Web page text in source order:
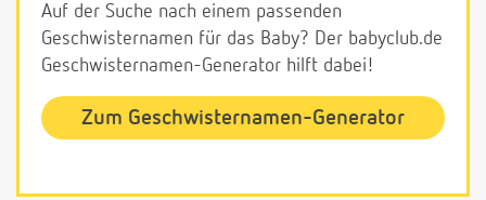
Auf der Suche nach einem passenden
Geschwisternamen für das Baby? Der babyclub.de
Geschwisternamen-Generator hilft dabei!
Zum Geschwisternamen-Generator